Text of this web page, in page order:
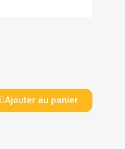
Ajouter au panier